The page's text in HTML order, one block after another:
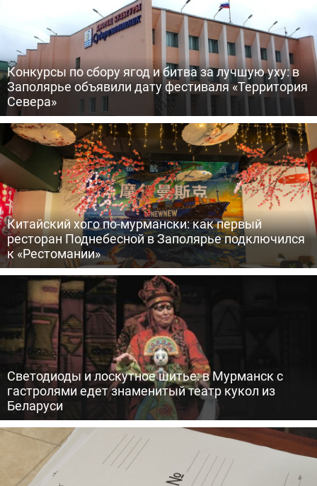
Конкурсы по сбору ягод и битва за лучшую уху: в
Заполярье объявили дату фестиваля «Территория
Севера»
Китайский хого по-мурмански: как первый
ресторан Поднебесной в Заполярье подключился
к «Рестомании»
Светодиоды и лоскутное шитье: в Мурманск с
гастролями едет знаменитый театр кукол из
Беларуси